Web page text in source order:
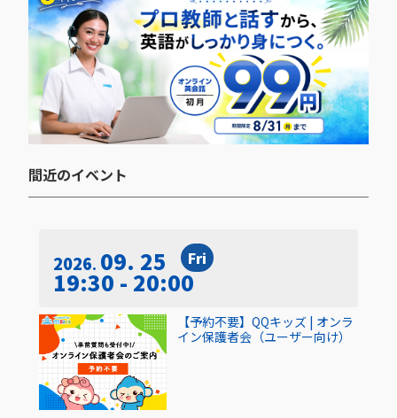
間近のイベント​
2026 09. 25 Fri
19:30 - 20:00
【予約不要】QQキッズ | オンラ
イン保護者会（ユーザー向け）